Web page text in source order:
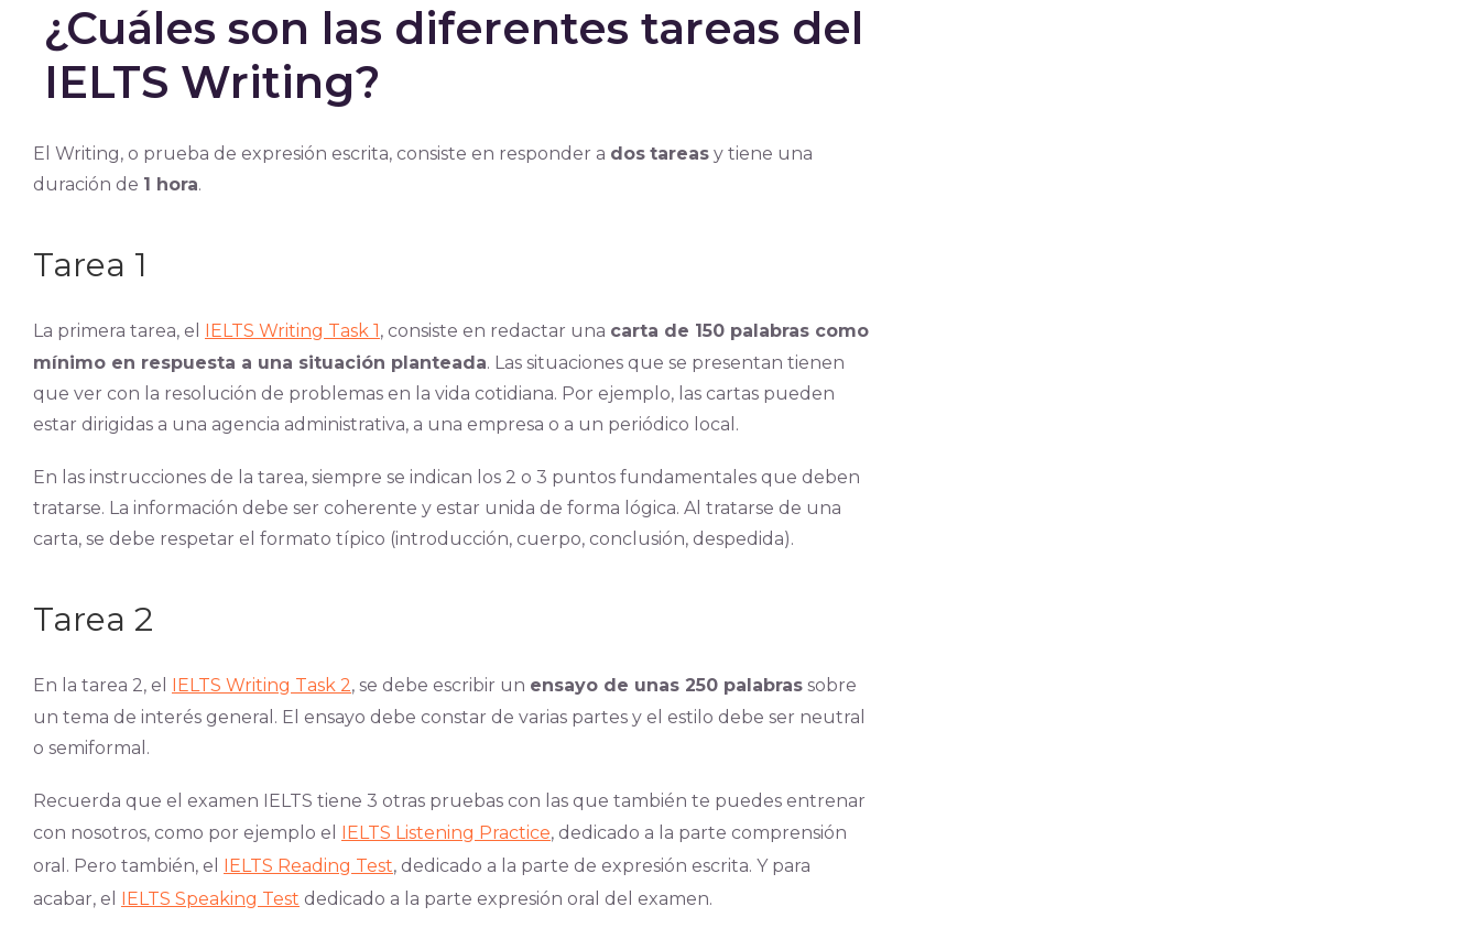
¿Cuáles son las diferentes tareas del
IELTS Writing?
El Writing, o prueba de expresión escrita, consiste en responder a dos tareasy tiene una
duración de 1 hora.
Tarea 1
La primera tarea, el IELTS Writing Task 1, consiste en redactar una carta de 150 palabras como
mínimo en respuesta a una situación planteada. Las situaciones que se presentan tienen
que ver con la resolución de problemas en la vida cotidiana. Por ejemplo, las cartas pueden
estar dirigidas a una agencia administrativa, a una empresa o a un periódico local.
En las instrucciones de la tarea, siempre se indican los 2 o 3 puntos fundamentales que deben
tratarse. La información debe ser coherente y estar unida de forma lógica. Al tratarse de una
carta, se debe respetar el formato típico (introducción, cuerpo, conclusión, despedida).
Tarea 2
En la tarea 2, el IELTS Writing Task 2, se debe escribir un ensayo de unas 250 palabrassobre
un tema de interés general. El ensayo debe constar de varias partes y el estilo debe ser neutral
o semiformal.
Recuerda que el examen IELTS tiene 3 otras pruebas con las que también te puedes entrenar
con nosotros, como por ejemplo el IELTS Listening Practice, dedicado a la parte comprensión
oral. Pero también, el IELTS Reading Test, dedicado a la parte de expresión escrita. Y para
acabar, el IELTS Speaking Test dedicado a la parte expresión oral del examen.